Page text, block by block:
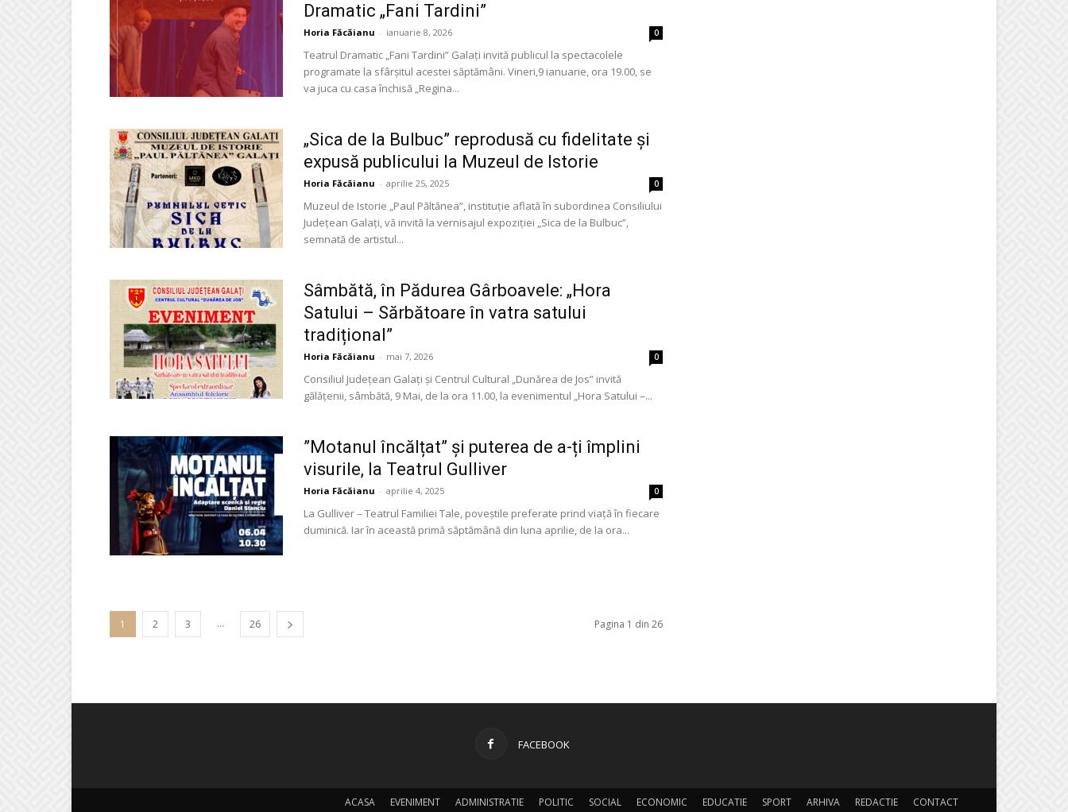
Dramatic „Fani Tardini”
Horia Făcăianu - ianuarie 8, 2026 0
Teatrul Dramatic „Fani Tardini” Galați invită publicul la spectacolele
programate la sfârșitul acestei săptămâni. Vineri,9 ianuarie, ora 19.00, se
va juca cu casa închisă „Regina...
„Sica de la Bulbuc” reprodusă cu fidelitate și
expusă publicului la Muzeul de Istorie
Horia Făcăianu - aprilie 25, 2025 0
Muzeul de Istorie „Paul Păltănea”, instituție aflată în subordinea Consiliului
Județean Galați, vă invită la vernisajul expoziției „Sica de la Bulbuc”,
semnată de artistul...
Sâmbătă, în Pădurea Gârboavele: „Hora
Satului – Sărbătoare în vatra satului
tradițional”
Horia Făcăianu - mai 7, 2026 0
Consiliul Judeţean Galaţi și Centrul Cultural „Dunărea de Jos” invită
gălățenii, sâmbătă, 9 Mai, de la ora 11.00, la evenimentul „Hora Satului –...
”Motanul încălțat” și puterea de a-ți împlini
visurile, la Teatrul Gulliver
Horia Făcăianu - aprilie 4, 2025 0
La Gulliver – Teatrul Familiei Tale, poveștile preferate prind viață în fiecare
duminică. Iar în această primă săptămână din luna aprilie, de la ora...
1 2 3 ... 26 Pagina 1 din 26
FACEBOOK
ACASA EVENIMENT ADMINISTRATIE POLITIC SOCIAL ECONOMIC EDUCATIE SPORT ARHIVA REDACTIE CONTACT